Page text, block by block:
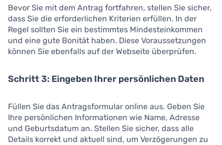
Bevor Sie mit dem Antrag fortfahren, stellen Sie sicher,
dass Sie die erforderlichen Kriterien erfüllen. In der
Regel sollten Sie ein bestimmtes Mindesteinkommen
und eine gute Bonität haben. Diese Voraussetzungen
können Sie ebenfalls auf der Webseite überprüfen.
Schritt 3: Eingeben Ihrer persönlichen Daten
Füllen Sie das Antragsformular online aus. Geben Sie
Ihre persönlichen Informationen wie Name, Adresse
und Geburtsdatum an. Stellen Sie sicher, dass alle
Details korrekt und aktuell sind, um Verzögerungen zu